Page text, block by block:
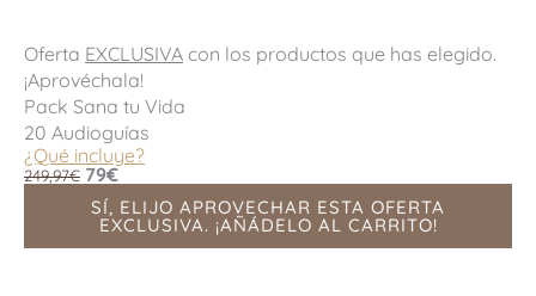
Oferta EXCLUSIVA con los productos que has elegido.
¡Aprovéchala!
Pack Sana tu Vida
20 Audioguías
¿Qué incluye?
249,97€ 79€
SÍ, ELIJO APROVECHAR ESTA OFERTA
EXCLUSIVA. ¡AÑÁDELO AL CARRITO!